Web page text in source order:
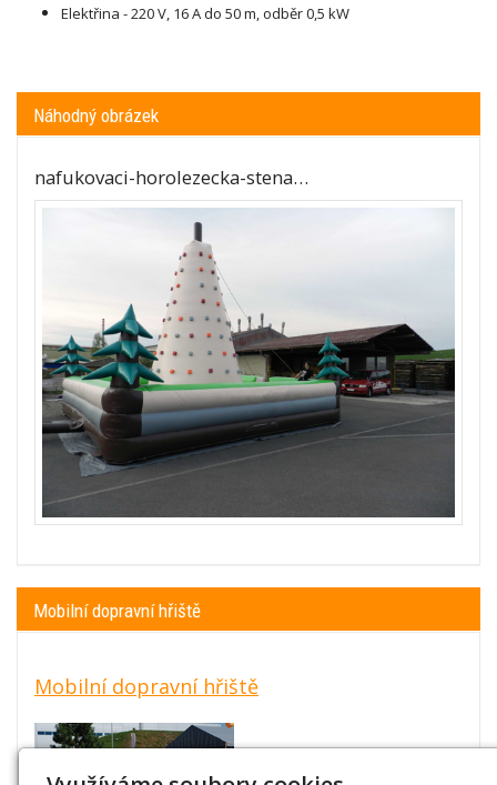
Elektřina - 220 V, 16 A do 50 m, odběr 0,5 kW
Náhodný obrázek
nafukovaci-horolezecka-stena…
Mobilní dopravní hřiště
Mobilní dopravní hřiště